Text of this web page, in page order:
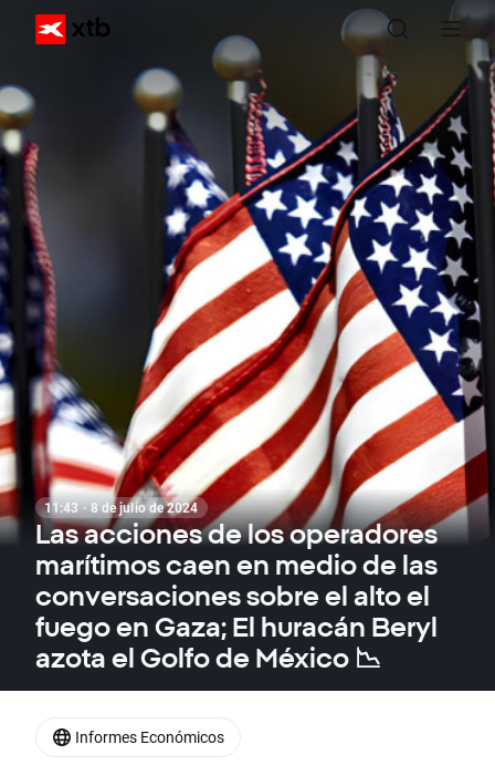
11:43 · 8 de julio de 2024
Las acciones de los operadores
marítimos caen en medio de las
conversaciones sobre el alto el
fuego en Gaza; El huracán Beryl
azota el Golfo de México 📉
Informes Económicos